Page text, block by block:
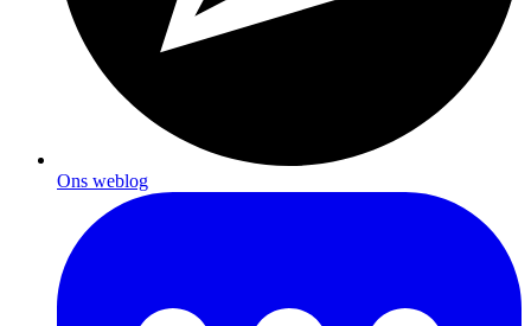
Ons weblog